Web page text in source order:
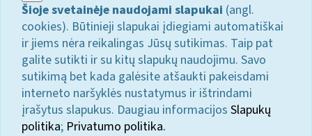
Šioje svetainėje naudojami slapukai (angl.
cookies). Būtinieji slapukai įdiegiami automatiškai
ir jiems nėra reikalingas Jūsų sutikimas. Taip pat
galite sutikti ir su kitų slapukų naudojimu. Savo
sutikimą bet kada galėsite atšaukti pakeisdami
interneto naršyklės nustatymus ir ištrindami
įrašytus slapukus. Daugiau informacijos Slapukų
politika; Privatumo politika.